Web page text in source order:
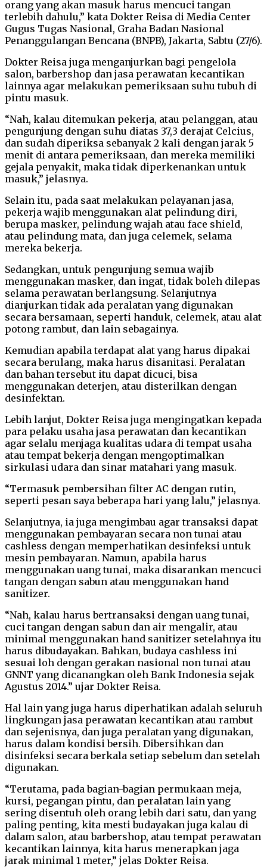
orang yang akan masuk harus mencuci tangan
terlebih dahulu,” kata Dokter Reisa di Media Center
Gugus Tugas Nasional, Graha Badan Nasional
Penanggulangan Bencana (BNPB), Jakarta, Sabtu (27/6).
Dokter Reisa juga menganjurkan bagi pengelola
salon, barbershop dan jasa perawatan kecantikan
lainnya agar melakukan pemeriksaan suhu tubuh di
pintu masuk.
“Nah, kalau ditemukan pekerja, atau pelanggan, atau
pengunjung dengan suhu diatas 37,3 derajat Celcius,
dan sudah diperiksa sebanyak 2 kali dengan jarak 5
menit di antara pemeriksaan, dan mereka memiliki
gejala penyakit, maka tidak diperkenankan untuk
masuk,” jelasnya.
Selain itu, pada saat melakukan pelayanan jasa,
pekerja wajib menggunakan alat pelindung diri,
berupa masker, pelindung wajah atau face shield,
atau pelindung mata, dan juga celemek, selama
mereka bekerja.
Sedangkan, untuk pengunjung semua wajib
menggunakan masker, dan ingat, tidak boleh dilepas
selama perawatan berlangsung. Selanjutnya
dianjurkan tidak ada peralatan yang digunakan
secara bersamaan, seperti handuk, celemek, atau alat
potong rambut, dan lain sebagainya.
Kemudian apabila terdapat alat yang harus dipakai
secara berulang, maka harus disanitasi. Peralatan
dan bahan tersebut itu dapat dicuci, bisa
menggunakan deterjen, atau disterilkan dengan
desinfektan.
Lebih lanjut, Dokter Reisa juga mengingatkan kepada
para pelaku usaha jasa perawatan dan kecantikan
agar selalu menjaga kualitas udara di tempat usaha
atau tempat bekerja dengan mengoptimalkan
sirkulasi udara dan sinar matahari yang masuk.
“Termasuk pembersihan filter AC dengan rutin,
seperti pesan saya beberapa hari yang lalu,” jelasnya.
Selanjutnya, ia juga mengimbau agar transaksi dapat
menggunakan pembayaran secara non tunai atau
cashless dengan memperhatikan desinfeksi untuk
mesin pembayaran. Namun, apabila harus
menggunakan uang tunai, maka disarankan mencuci
tangan dengan sabun atau menggunakan hand
sanitizer.
“Nah, kalau harus bertransaksi dengan uang tunai,
cuci tangan dengan sabun dan air mengalir, atau
minimal menggunakan hand sanitizer setelahnya itu
harus dibudayakan. Bahkan, budaya cashless ini
sesuai loh dengan gerakan nasional non tunai atau
GNNT yang dicanangkan oleh Bank Indonesia sejak
Agustus 2014.” ujar Dokter Reisa.
Hal lain yang juga harus diperhatikan adalah seluruh
lingkungan jasa perawatan kecantikan atau rambut
dan sejenisnya, dan juga peralatan yang digunakan,
harus dalam kondisi bersih. Dibersihkan dan
disinfeksi secara berkala setiap sebelum dan setelah
digunakan.
“Terutama, pada bagian-bagian permukaan meja,
kursi, pegangan pintu, dan peralatan lain yang
sering disentuh oleh orang lebih dari satu, dan yang
paling penting, kita mesti budayakan juga kalau di
dalam salon, atau barbershop, atau tempat perawatan
kecantikan lainnya, kita harus menerapkan jaga
jarak minimal 1 meter,” jelas Dokter Reisa.